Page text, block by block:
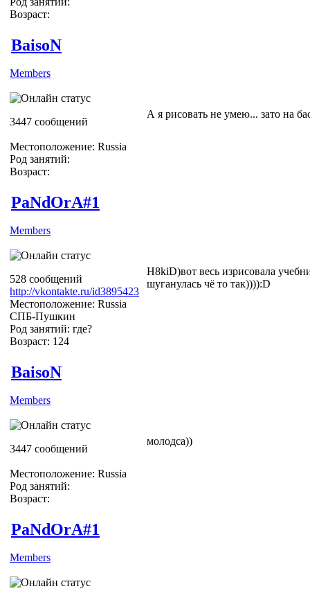
Возраст:
BaisoN
Members
3447 сообщений
Местоположение: Russia
Род занятий:
Возраст:
А я рисовать не умею... зато на
PaNdOrA#1
Members
528 сообщений
http://vkontakte.ru/id3895423
Местоположение: Russia
СПБ-Пушкин
Род занятий: где?
Возраст: 124
H8kiD)вот весь изрисовала
шуганулась чё то так)))):D
BaisoN
Members
3447 сообщений
Местоположение: Russia
Род занятий:
Возраст:
молодса))
PaNdOrA#1
Members